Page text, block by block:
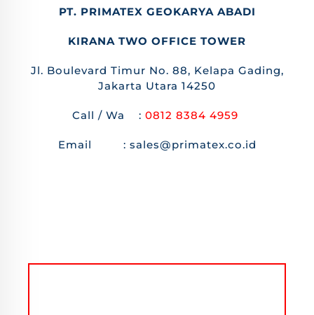
PT. PRIMATEX GEOKARYA ABADI
KIRANA TWO OFFICE TOWER
Jl. Boulevard Timur No. 88, Kelapa Gading,
Jakarta Utara 14250
Call / Wa : 0812 8384 4959
Email : sales@primatex.co.id